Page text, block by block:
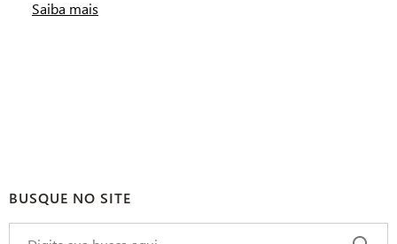
Saiba mais
BUSQUE NO SITE